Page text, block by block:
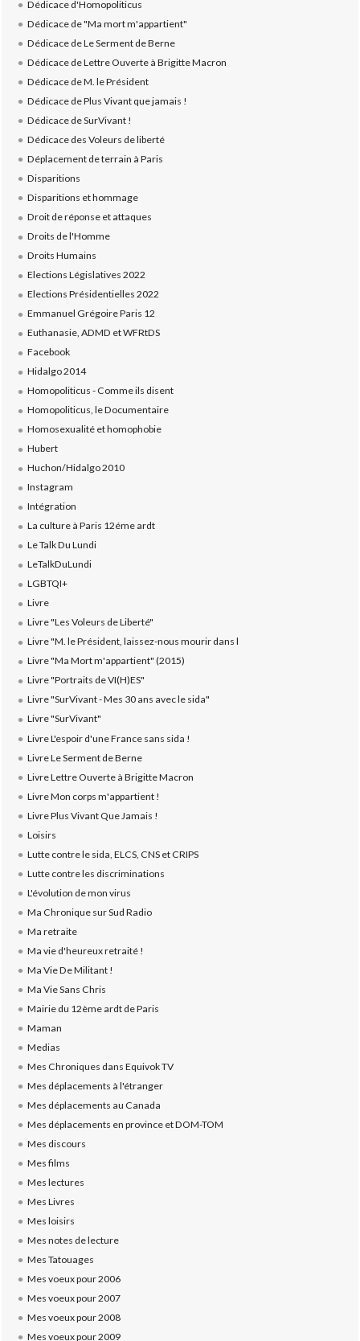
Dédicace d'Homopoliticus
Dédicace de "Ma mort m'appartient"
Dédicace de Le Serment de Berne
Dédicace de Lettre Ouverte à Brigitte Macron
Dédicace de M. le Président
Dédicace de Plus Vivant que jamais !
Dédicace de SurVivant !
Dédicace des Voleurs de liberté
Déplacement de terrain à Paris
Disparitions
Disparitions et hommage
Droit de réponse et attaques
Droits de l'Homme
Droits Humains
Elections Législatives 2022
Elections Présidentielles 2022
Emmanuel Grégoire Paris 12
Euthanasie, ADMD et WFRtDS
Facebook
Hidalgo 2014
Homopoliticus - Comme ils disent
Homopoliticus, le Documentaire
Homosexualité et homophobie
Hubert
Huchon/Hidalgo 2010
Instagram
Intégration
La culture à Paris 12éme ardt
Le Talk Du Lundi
LeTalkDuLundi
LGBTQI+
Livre
Livre "Les Voleurs de Liberté"
Livre "M. le Président, laissez-nous mourir dans l
Livre "Ma Mort m'appartient" (2015)
Livre "Portraits de VI(H)ES"
Livre "SurVivant - Mes 30 ans avec le sida"
Livre "SurVivant"
Livre L'espoir d'une France sans sida !
Livre Le Serment de Berne
Livre Lettre Ouverte à Brigitte Macron
Livre Mon corps m'appartient !
Livre Plus Vivant Que Jamais !
Loisirs
Lutte contre le sida, ELCS, CNS et CRIPS
Lutte contre les discriminations
L'évolution de mon virus
Ma Chronique sur Sud Radio
Ma retraite
Ma vie d'heureux retraité !
Ma Vie De Militant !
Ma Vie Sans Chris
Mairie du 12ème ardt de Paris
Maman
Medias
Mes Chroniques dans Equivok TV
Mes déplacements à l'étranger
Mes déplacements au Canada
Mes déplacements en province et DOM-TOM
Mes discours
Mes films
Mes lectures
Mes Livres
Mes loisirs
Mes notes de lecture
Mes Tatouages
Mes voeux pour 2006
Mes voeux pour 2007
Mes voeux pour 2008
Mes voeux pour 2009